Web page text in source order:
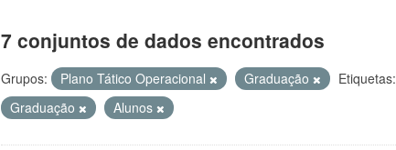
7 conjuntos de dados encontrados
Grupos: Plano Tático Operacional Graduação
Etiquetas:
Graduação
Alunos